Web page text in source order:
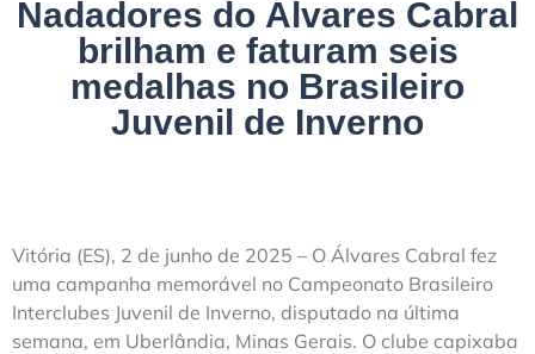
Nadadores do Álvares Cabral
brilham e faturam seis
medalhas no Brasileiro
Juvenil de Inverno
Vitória (ES), 2 de junho de 2025 – O Álvares Cabral fez
uma campanha memorável no Campeonato Brasileiro
Interclubes Juvenil de Inverno, disputado na última
semana, em Uberlândia, Minas Gerais. O clube capixaba